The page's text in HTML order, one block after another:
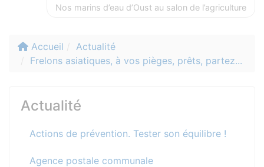
Nos marins d’eau d’Oust au salon de l’agriculture
Accueil
Actualité
Frelons asiatiques, à vos pièges, prêts, partez...
Actualité
Actions de prévention. Tester son équilibre !
Agence postale communale